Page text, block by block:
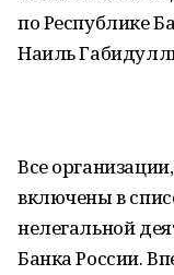
по Республике
Наиль
Все
включены в
нелегальной
Банка России.